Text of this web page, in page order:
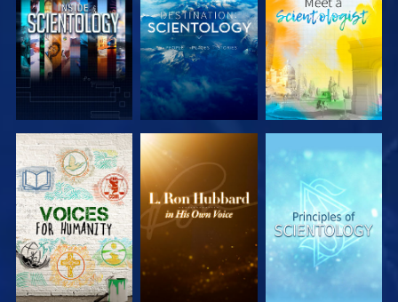
SERIE
ENTDECKEN
SERIE
ENTDECKEN
SERIE
ENTDECKEN